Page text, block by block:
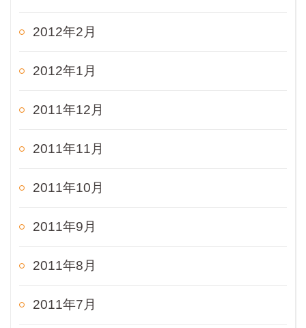
2012年2月
2012年1月
2011年12月
2011年11月
2011年10月
2011年9月
2011年8月
2011年7月